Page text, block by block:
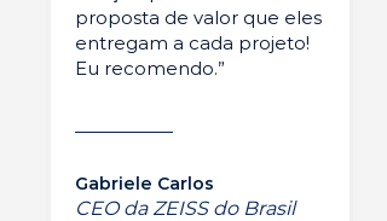
proposta de valor que eles
entregam a cada projeto!
Eu recomendo.”
Gabriele Carlos
CEO da ZEISS do Brasil